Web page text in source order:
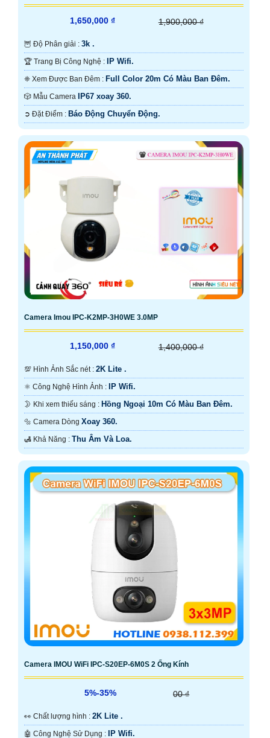
1,650,000 ₫ 1,900,000 ₫
🦉 Độ Phân giải : 3k .
🏆 Trang Bị Công Nghệ : IP Wifi.
❈ Xem Được Ban Đêm : Full Color 20m Có Màu Ban Ðêm.
🎲 Mẫu Camera IP67 xoay 360.
️➲ Đặt Điểm : Báo Động Chuyển Động.
Camera Imou IPC-K2MP-3H0WE 3.0MP
1,150,000 ₫ 1,400,000 ₫
💯 Hình Ảnh Sắc nét : 2K Lite .
⚛️ Công Nghệ Hình Ảnh : IP Wifi.
🌛 Khi xem thiếu sáng : Hồng Ngoại 10m Có Màu Ban Ðêm.
🔩 Camera Dòng Xoay 360.
️🛃 Khả Năng : Thu Âm Và Loa.
Camera IMOU WiFi IPC-S20EP-6M0S 2 Ống Kính
5%-35% 00 ₫
️👀 Chất lượng hình : 2K Lite .
🤖️ Công Nghệ Sử Dụng : IP Wifi.